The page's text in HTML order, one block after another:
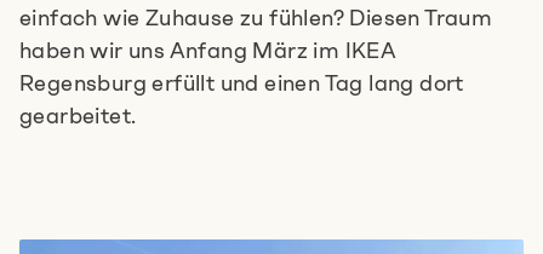
einfach wie Zuhause zu fühlen? Diesen Traum
haben wir uns Anfang März im IKEA
Regensburg erfüllt und einen Tag lang dort
gearbeitet.
Erzähl uns von deiner Idee
Schreib uns